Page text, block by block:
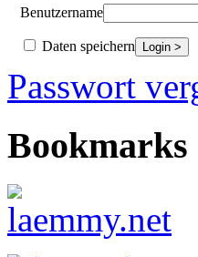
Benutzername
Daten speichern
Passwort
Bookmarks